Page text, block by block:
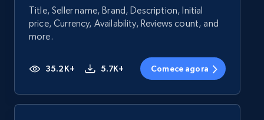
Title, Seller name, Brand, Description, Initial
price, Currency, Availability, Reviews count, and
more.
35.2K+ 5.7K+ Comece agora